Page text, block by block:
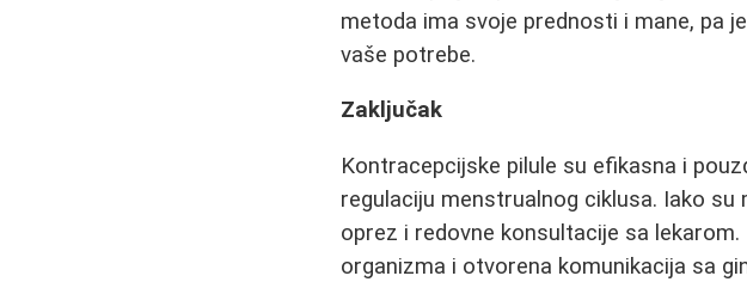
metoda ima svoje prednosti i mane, pa
vaše potrebe.
Zaključak
Kontracepcijske pilule su efikasna i
regulaciju menstrualnog ciklusa. Iako su
oprez i redovne konsultacije sa
organizma i otvorena komunikacija sa